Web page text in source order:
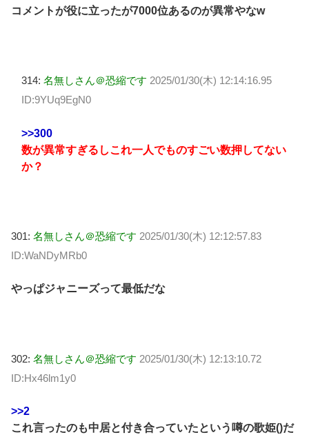
コメントが役に立ったが7000位あるのが異常やなw
314: 名無しさん＠恐縮です 2025/01/30(木) 12:14:16.95
ID:9YUq9EgN0
>>300
数が異常すぎるしこれ一人でものすごい数押してない
か？
301: 名無しさん＠恐縮です 2025/01/30(木) 12:12:57.83
ID:WaNDyMRb0
やっぱジャニーズって最低だな
302: 名無しさん＠恐縮です 2025/01/30(木) 12:13:10.72
ID:Hx46lm1y0
>>2
これ言ったのも中居と付き合っていたという噂の歌姫()だ